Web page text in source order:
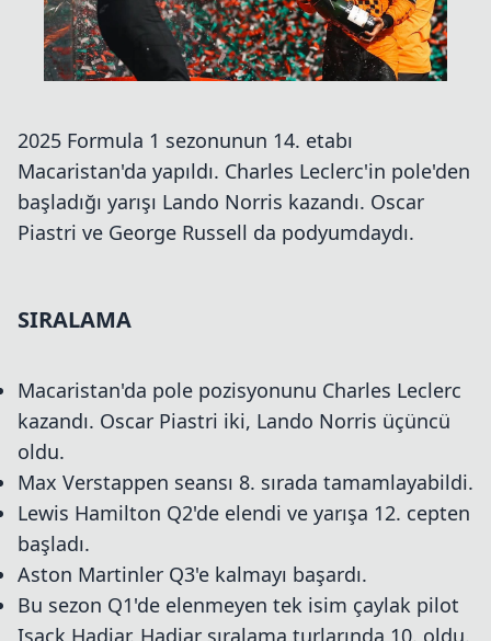
2025 Formula 1 sezonunun 14. etabı
Macaristan'da yapıldı. Charles Leclerc'in pole'den
başladığı yarışı Lando Norris kazandı. Oscar
Piastri ve George Russell da podyumdaydı.
SIRALAMA
Macaristan'da pole pozisyonunu Charles Leclerc
kazandı. Oscar Piastri iki, Lando Norris üçüncü
oldu.
Max Verstappen seansı 8. sırada tamamlayabildi.
Lewis Hamilton Q2'de elendi ve yarışa 12. cepten
başladı.
Aston Martinler Q3'e kalmayı başardı.
Bu sezon Q1'de elenmeyen tek isim çaylak pilot
Isack Hadjar. Hadjar sıralama turlarında 10. oldu.